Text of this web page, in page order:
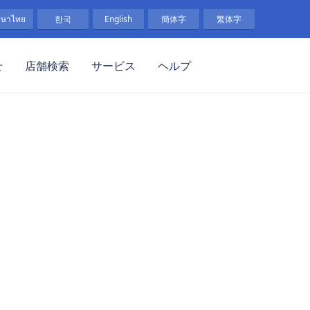
าไทย 한국 English 簡体字 繁体字
店舗検索 サービス ヘルプ